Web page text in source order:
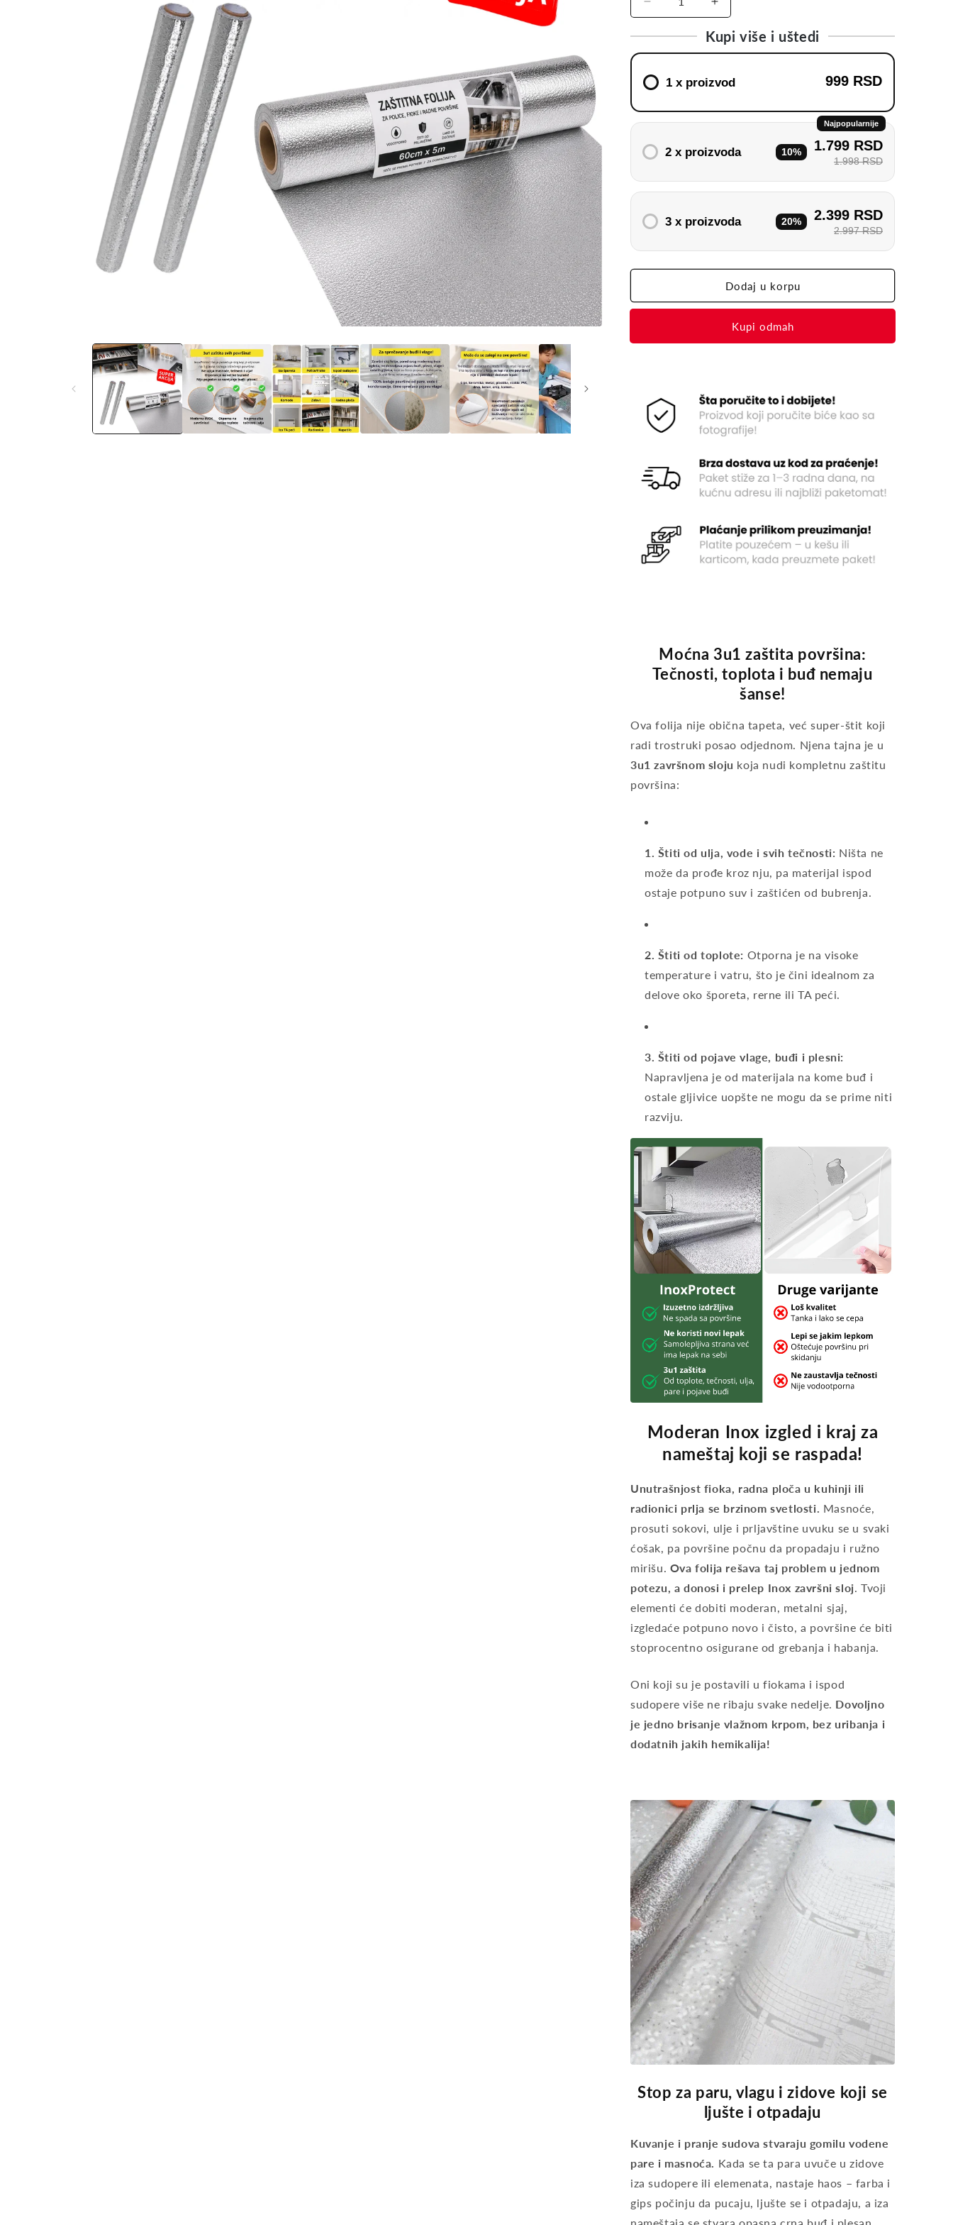
Decrease
quantity
for
InoxProtect
3u1
za
zaštitu
površina
Increase
quantity
for
InoxProtect
3u1
za
zaštitu
Kupi više i uštedi
1 x proizvod 999 RSD
Najpopularnije
2 x proizvoda 10% 1.799 RSD
1.998 RSD
3 x proizvoda 20% 2.399 RSD
2.997 RSD
Dodaj u korpu
Buy it now
Moćna 3u1 zaštita površina:
Tečnosti, toplota i buđ nemaju
šanse!
Ova folija nije obična tapeta, već super-štit koji
radi trostruki posao odjednom. Njena tajna je u
3u1 završnom sloju koja nudi kompletnu zaštitu
površina:
1. Štiti od ulja, vode i svih tečnosti: Ništa ne
može da prođe kroz nju, pa materijal ispod
ostaje potpuno suv i zaštićen od bubrenja.
2. Štiti od toplote: Otporna je na visoke
temperature i vatru, što je čini idealnom za
delove oko šporeta, rerne ili TA peći.
3. Štiti od pojave vlage, buđi i plesni:
Napravljena je od materijala na kome buđ i
ostale gljivice uopšte ne mogu da se prime niti
razviju.
Moderan Inox izgled i kraj za
nameštaj koji se raspada!
Unutrašnjost fioka, radna ploča u kuhinji ili
radionici prlja se brzinom svetlosti. Masnoće,
prosuti sokovi, ulje i prljavštine uvuku se u svaki
ćošak, pa površine počnu da propadaju i ružno
mirišu. Ova folija rešava taj problem u jednom
potezu, a donosi i prelep Inox završni sloj. Tvoji
elementi će dobiti moderan, metalni sjaj,
izgledaće potpuno novo i čisto, a površine će biti
stoprocentno osigurane od grebanja i habanja.
Oni koji su je postavili u fiokama i ispod
sudopere više ne ribaju svake nedelje. Dovoljno
je jedno brisanje vlažnom krpom, bez uribanja i
dodatnih jakih hemikalija!
Stop za paru, vlagu i zidove koji se
ljušte i otpadaju
Kuvanje i pranje sudova stvaraju gomilu vodene
pare i masnoća. Kada se ta para uvuče u zidove
iza sudopere ili elemenata, nastaje haos – farba i
gips počinju da pucaju, ljušte se i otpadaju, a iza